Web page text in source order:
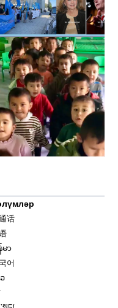
话
မာ
어